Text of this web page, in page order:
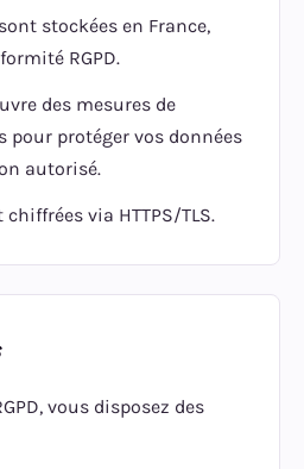
stockées en France,
RGPD.
des mesures de
pour protéger vos données
autorisé.
via HTTPS/TLS.
vous disposez des